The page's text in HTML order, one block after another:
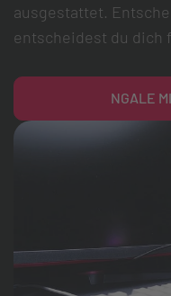
ausgestattet.
entscheidest du dich
NGALE